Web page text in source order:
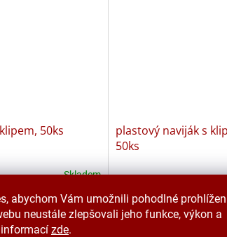
abychom Vám umožnili pohodlné
neustále zlepšovali jeho funkce, výkon a
zde.
50ks
Skladem
DETAIL
plastový naviják s
50ks
969 Kč bez DPH
1 172,50 Kč